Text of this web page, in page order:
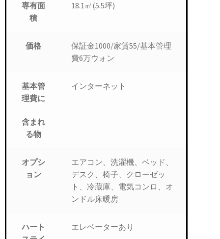
専有面
積
18.1㎡(5.5坪)
価格
保証金1000/家賃55/基本管理
費6万ウォン
基本管
理費に
含まれ
る物
インターネット
オプシ
ョン
エアコン、洗濯機、ベッド、
デスク、椅子、クローゼッ
ト、冷蔵庫、電気コンロ、オ
ンドル床暖房
ハート
エレベーターあり